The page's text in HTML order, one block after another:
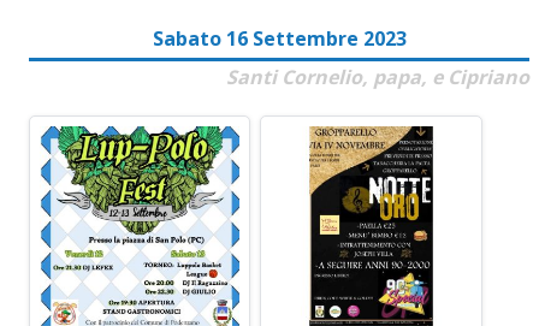
Sabato 16 Settembre 2023
Santi Cornelio, papa, e Cipriano